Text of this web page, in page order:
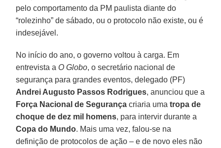
pelo comportamento da PM paulista diante do
“rolezinho” de sábado, ou o protocolo não existe, ou é
indesejável.
No início do ano, o governo voltou à carga. Em
entrevista a O Globo, o secretário nacional de
segurança para grandes eventos, delegado (PF)
Andrei Augusto Passos Rodrigues, anunciou que a
Força Nacional de Segurança criaria uma tropa de
choque de dez mil homens, para intervir durante a
Copa do Mundo. Mais uma vez, falou-se na
definição de protocolos de ação – e de novo eles não